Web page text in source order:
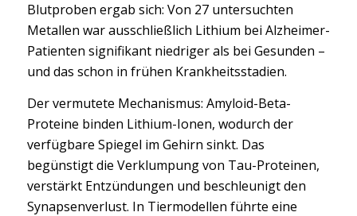
Blutproben ergab sich: Von 27 untersuchten
Metallen war ausschließlich Lithium bei Alzheimer-
Patienten signifikant niedriger als bei Gesunden –
und das schon in frühen Krankheitsstadien.
Der vermutete Mechanismus: Amyloid-Beta-
Proteine binden Lithium-Ionen, wodurch der
verfügbare Spiegel im Gehirn sinkt. Das
begünstigt die Verklumpung von Tau-Proteinen,
verstärkt Entzündungen und beschleunigt den
Synapsenverlust. In Tiermodellen führte eine